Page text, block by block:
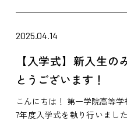
2025.04.14
【入学式】新入生
とうございます！
こんにちは！ 第一学院高等
7年度入学式を執り行いまし